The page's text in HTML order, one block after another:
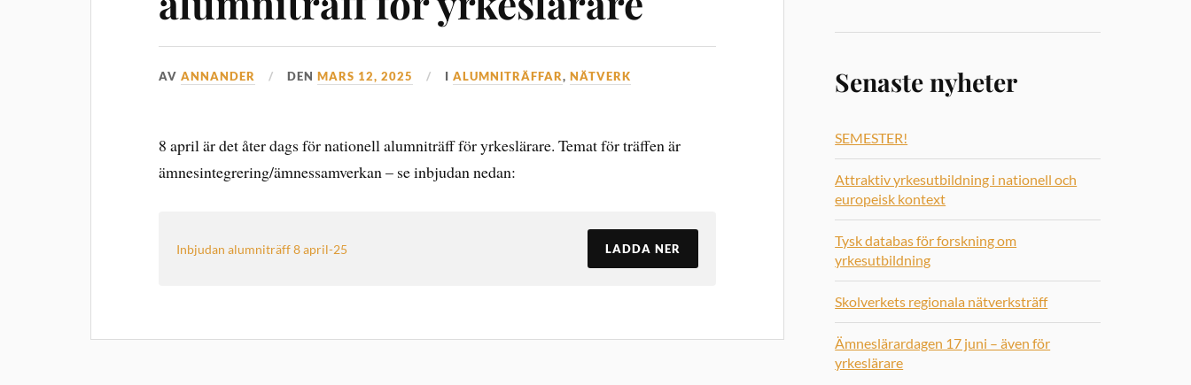
AVANNANDER DENMARS 12, 2025 IALUMNITRÄFFAR,NÄTVERK
8 april är det åter dags för nationell alumniträff för yrkeslärare. Temat för träffen är
ämnesintegrering/ämnessamverkan – se inbjudan nedan:
Inbjudan alumniträff 8 april-25 LADDA NER
Senaste nyheter
SEMESTER!
Attraktiv yrkesutbildning i nationell och
europeisk kontext
Tysk databas för forskning om
yrkesutbildning
Skolverkets regionala nätverksträff
Ämneslärardagen 17 juni – även för
yrkeslärare